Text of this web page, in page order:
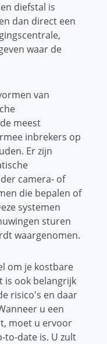
diefstal is
dan direct een
waar de
van
meest
inbrekers op
Er zijn
camera- of
die bepalen of
systemen
sturen
waargenomen.
om je kostbare
is ook belangrijk
risico's en daar
u een
moet u ervoor
to-date is. U zult